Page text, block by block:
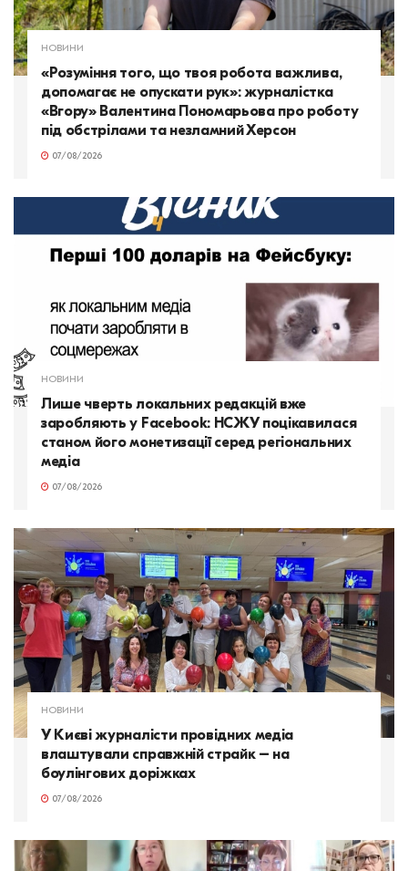
НОВИНИ
«Розуміння того, що твоя робота важлива,
допомагає не опускати рук»: журналістка
«Вгору» Валентина Пономарьова про роботу
під обстрілами та незламний Херсон
07/08/2026
НОВИНИ
Лише чверть локальних редакцій вже
заробляють у Facebook: НСЖУ поцікавилася
станом його монетизації серед регіональних
медіа
07/08/2026
НОВИНИ
У Києві журналісти провідних медіа
влаштували справжній страйк – на
боулінгових доріжках
07/08/2026